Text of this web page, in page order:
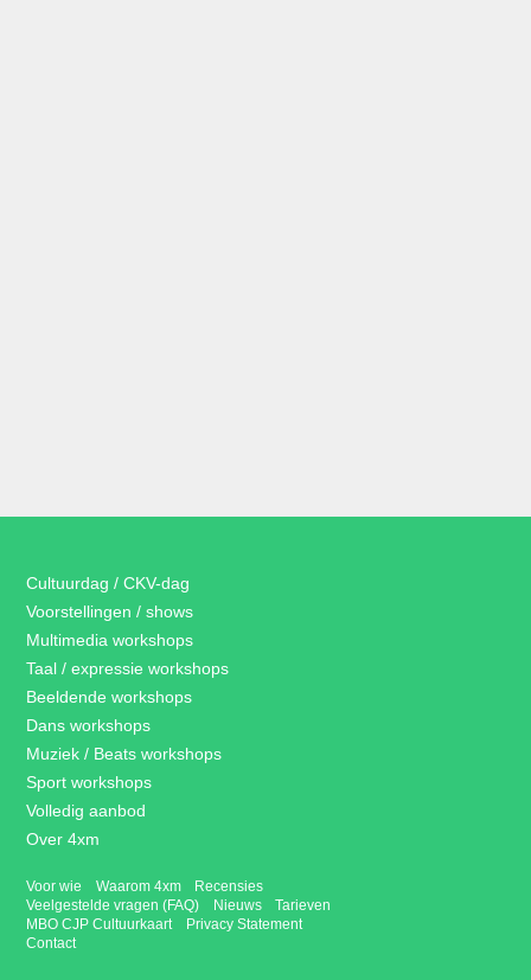
Cultuurdag / CKV-dag
Voorstellingen / shows
Multimedia workshops
Taal / expressie workshops
Beeldende workshops
Dans workshops
Muziek / Beats workshops
Sport workshops
Volledig aanbod
Over 4xm
Voor wie Waarom 4xm
Recensies
Veelgestelde vragen (FAQ)
Nieuws
Tarieven
MBO CJP Cultuurkaart
Privacy Statement
Contact